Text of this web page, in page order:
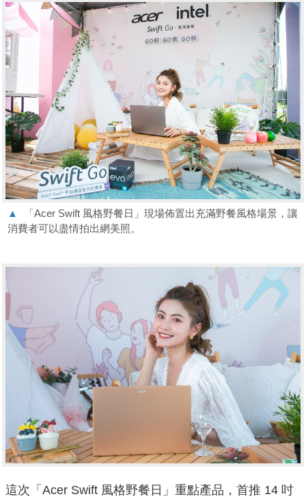
▲
「Acer Swift 風格野餐日」現場佈置出充滿野餐風格場景，讓
消費者可以盡情拍出網美照。
這次「Acer Swift 風格野餐日」重點產品，首推 14 吋